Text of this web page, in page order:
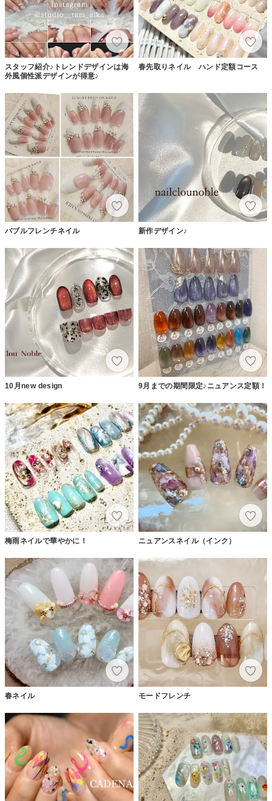
スタッフ紹介♪トレンドデザインは海
外風個性派デザインが得意♪
春先取りネイル ハンド定額コース
バブルフレンチネイル 新作デザイン♪
10月new design 9月までの期間限定♪ニュアンス定額！
梅雨ネイルで華やかに！ ニュアンスネイル（インク）
春ネイル モードフレンチ